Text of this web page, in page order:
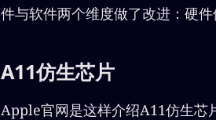
件与软件两个维度做了改进：硬
A11仿生芯片
Apple官网是这样介绍A11仿生芯